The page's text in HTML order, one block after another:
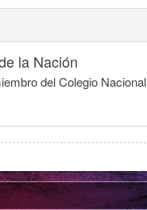
la Nación
del Colegio Nacional